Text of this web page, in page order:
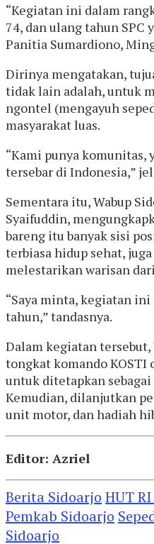
“Kegiatan ini dalam
74, dan ulang tahun SPC
Panitia Sumardiono,
Dirinya mengatakan,
tidak lain adalah, untuk
ngontel (mengayuh
masyarakat luas.
“Kami punya komunitas,
tersebar di Indonesia,”
Sementara itu, Wabup
Syaifuddin,
bareng itu banyak sisi
terbiasa hidup sehat,
melestarikan warisan
“Saya minta, kegiatan
tahun,” tandasnya.
Dalam kegiatan
tongkat komando KOSTI
untuk ditetapkan sebagai
Kemudian, dilanjutkan
unit motor, dan hadiah
Editor: Azriel
Berita Sidoarjo HUT
Pemkab Sidoarjo
Sidoarjo